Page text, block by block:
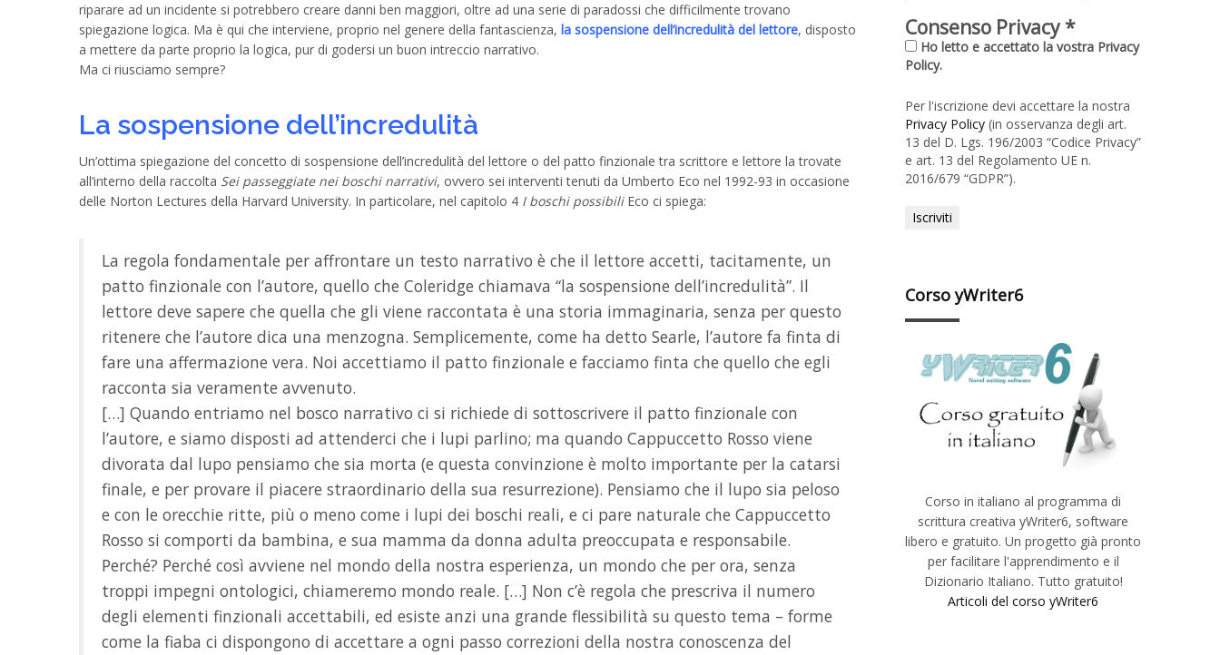
riparare ad un incidente si potrebbero creare danni ben maggiori, oltre ad una serie di paradossi che difficilmente trovano
spiegazione logica. Ma è qui che interviene, proprio nel genere della fantascienza, la sospensione dell’incredulità del lettore, disposto
a mettere da parte proprio la logica, pur di godersi un buon intreccio narrativo.
Ma ci riusciamo sempre?
La sospensione dell’incredulità
Un’ottima spiegazione del concetto di sospensione dell’incredulità del lettore o del patto finzionale tra scrittore e lettore la trovate
all’interno della raccolta Sei passeggiate nei boschi narrativi, ovvero sei interventi tenuti da Umberto Eco nel 1992-93 in occasione
delle Norton Lectures della Harvard University. In particolare, nel capitolo 4 I boschi possibiliEco ci spiega:
La regola fondamentale per affrontare un testo narrativo è che il lettore accetti, tacitamente, un
patto finzionale con l’autore, quello che Coleridge chiamava “la sospensione dell’incredulità”. Il
lettore deve sapere che quella che gli viene raccontata è una storia immaginaria, senza per questo
ritenere che l’autore dica una menzogna. Semplicemente, come ha detto Searle, l’autore fa finta di
fare una affermazione vera. Noi accettiamo il patto finzionale e facciamo finta che quello che egli
racconta sia veramente avvenuto.
[…] Quando entriamo nel bosco narrativo ci si richiede di sottoscrivere il patto finzionale con
l’autore, e siamo disposti ad attenderci che i lupi parlino; ma quando Cappuccetto Rosso viene
divorata dal lupo pensiamo che sia morta (e questa convinzione è molto importante per la catarsi
finale, e per provare il piacere straordinario della sua resurrezione). Pensiamo che il lupo sia peloso
e con le orecchie ritte, più o meno come i lupi dei boschi reali, e ci pare naturale che Cappuccetto
Rosso si comporti da bambina, e sua mamma da donna adulta preoccupata e responsabile.
Perché? Perché così avviene nel mondo della nostra esperienza, un mondo che per ora, senza
troppi impegni ontologici, chiameremo mondo reale. […] Non c’è regola che prescriva il numero
degli elementi finzionali accettabili, ed esiste anzi una grande flessibilità su questo tema – forme
come la fiaba ci dispongono di accettare a ogni passo correzioni della nostra conoscenza del
Consenso Privacy*
Ho letto e accettato la vostra Privacy
Policy.
Per l'iscrizione devi accettare la nostra
Privacy Policy (in osservanza degli art.
13 del D. Lgs. 196/2003 “Codice Privacy”
e art. 13 del Regolamento UE n.
2016/679 “GDPR”).
Corso yWriter6
Corso in italiano al programma di
scrittura creativa yWriter6, software
libero e gratuito. Un progetto già pronto
per facilitare l'apprendimento e il
Dizionario Italiano. Tutto gratuito!
Articoli del corso yWriter6